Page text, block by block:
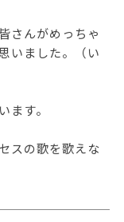
さんがめっちゃ
いました。（い
ます。
スの歌を歌えな